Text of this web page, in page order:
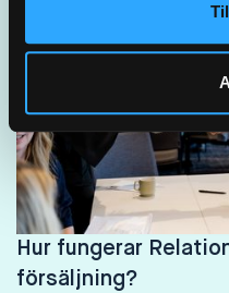
Hur fungerar
försäljning?